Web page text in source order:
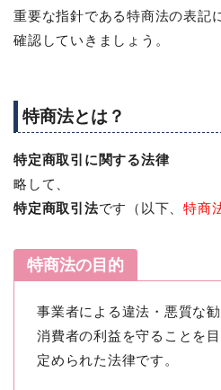
重要な指針である特商法の表記
確認していきましょう。
特商法とは？
特定商取引に関する法律
略して、
特定商取引法です（以下、特商
特商法の目的
事業者による違法・悪質な
消費者の利益を守ることを
定められた法律です。